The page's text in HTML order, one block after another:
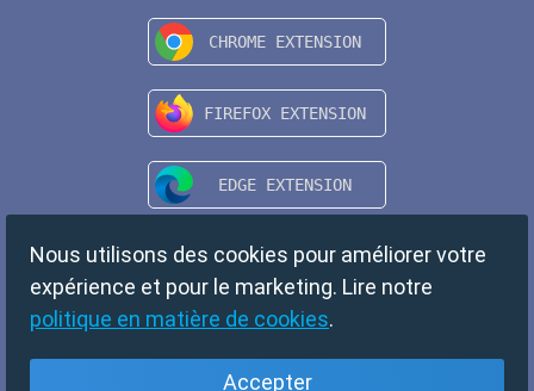
Nous utilisons des cookies pour améliorer votre
expérience et pour le marketing. Lire notre
politique en matière de cookies.
Accepter